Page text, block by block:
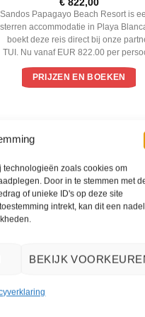
zoals cookies om
Door in te stemmen met
of unieke ID's op deze site
intrekt, kan dit een
BEKIJK
4uit 5
Sandos Papagayo Beach Resort is
sterren accommodatie in Playa
boekt deze reis direct bij onze
TUI. Nu vanaf EUR 822.00 per
PRIJZEN EN BOEKEN